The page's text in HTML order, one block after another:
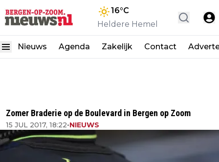
16°C
Heldere Hemel
Nieuws Agenda Zakelijk Contact
Zomer Braderie op de Boulevard in Bergen op Zoom
15 JUL 2017, 18:22•NIEUWS